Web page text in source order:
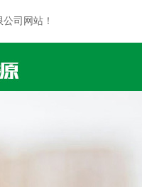
司网站！